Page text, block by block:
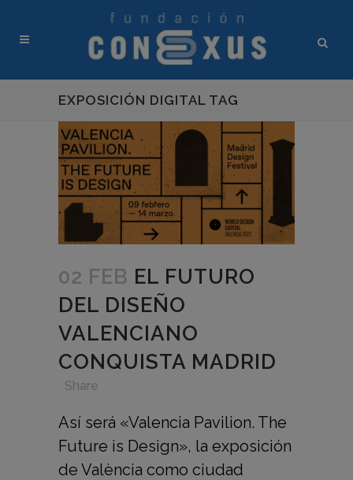
EXPOSICIÓN DIGITAL TAG
02 FEB EL FUTURO
DEL DISEÑO
VALENCIANO
CONQUISTA MADRID
Share
Así será «Valencia Pavilion. The
Future is Design», la exposición
de València como ciudad